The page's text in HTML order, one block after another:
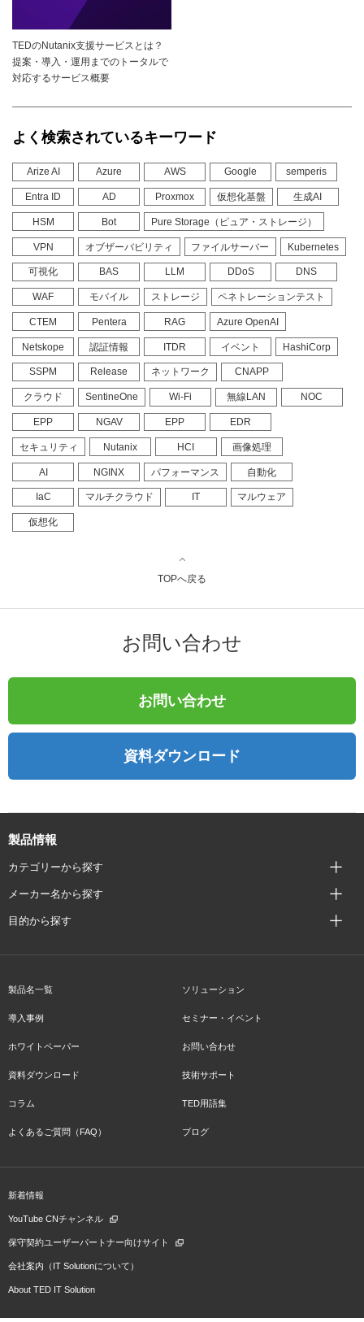
TEDのNutanix支援サービスとは？
提案・導入・運用までのトータルで
対応するサービス概要
よく検索されているキーワード
Arize AI Azure AWS Google semperis
Entra ID AD Proxmox 仮想化基盤 生成AI
HSM Bot Pure Storage（ピュア・ストレージ）
VPN オブザーバビリティ ファイルサーバー Kubernetes
可視化 BAS LLM DDoS DNS
WAF モバイル ストレージ ペネトレーションテスト
CTEM Pentera RAG Azure OpenAI
Netskope 認証情報 ITDR イベント HashiCorp
SSPM Release ネットワーク CNAPP
クラウド SentineOne Wi-Fi 無線LAN NOC
EPP NGAV EPP EDR
セキュリティ Nutanix HCI 画像処理
AI NGINX パフォーマンス 自動化
IaC マルチクラウド IT マルウェア
仮想化
TOPへ戻る
お問い合わせ
お問い合わせ
資料ダウンロード
製品情報
カテゴリーから探す
メーカー名から探す
目的から探す
製品名一覧 ソリューション
導入事例 セミナー・イベント
ホワイトペーパー お問い合わせ
資料ダウンロード 技術サポート
コラム TED用語集
よくあるご質問（FAQ） ブログ
新着情報
YouTube CNチャンネル
保守契約ユーザーパートナー向けサイト
会社案内（IT Solutionについて）
About TED IT Solution